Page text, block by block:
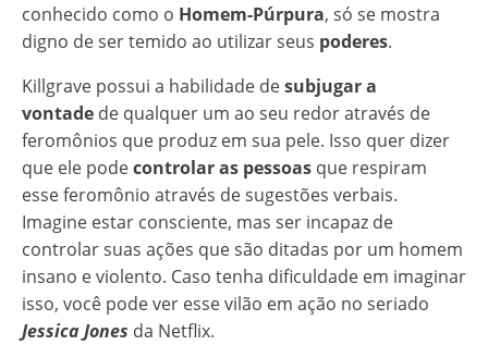
conhecido como o Homem-Púrpura, só se mostra
digno de ser temido ao utilizar seus poderes.
Killgrave possui a habilidade desubjugar a
vontade de qualquer um ao seu redor através de
feromônios que produz em sua pele. Isso quer dizer
que ele podecontrolar as pessoas que respiram
esse feromônio através de sugestões verbais.
Imagine estar consciente, mas ser incapaz de
controlar suas ações que são ditadas por um homem
insano e violento. Caso tenha dificuldade em imaginar
isso, você pode ver esse vilão em ação no seriado
Jessica Jones da Netflix.